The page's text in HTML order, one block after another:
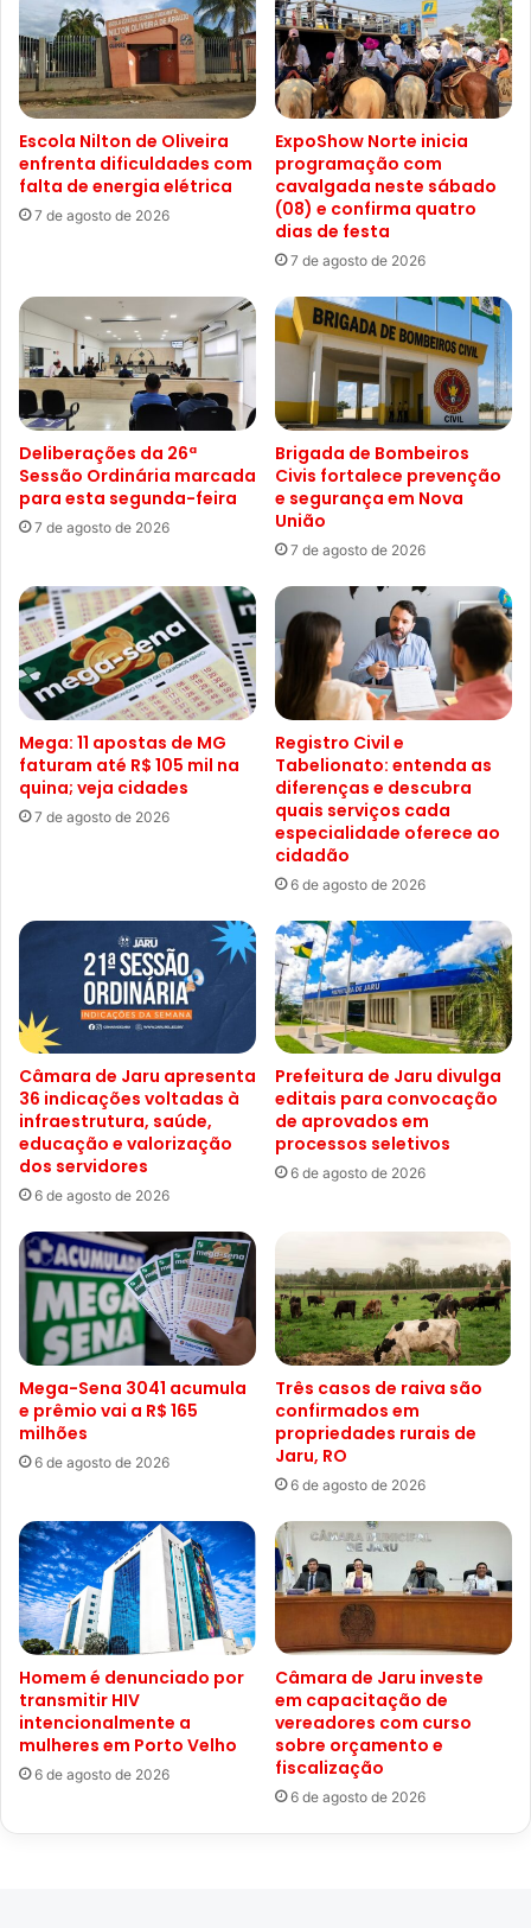
Escola Nilton de Oliveira
enfrenta dificuldades com
falta de energia elétrica
7 de agosto de 2026
ExpoShow Norte inicia
programação com
cavalgada neste sábado
(08) e confirma quatro
dias de festa
7 de agosto de 2026
Deliberações da 26ª
Sessão Ordinária marcada
para esta segunda-feira
7 de agosto de 2026
Brigada de Bombeiros
Civis fortalece prevenção
e segurança em Nova
União
7 de agosto de 2026
Mega: 11 apostas de MG
faturam até R$ 105 mil na
quina; veja cidades
7 de agosto de 2026
Registro Civil e
Tabelionato: entenda as
diferenças e descubra
quais serviços cada
especialidade oferece ao
cidadão
6 de agosto de 2026
Câmara de Jaru apresenta
36 indicações voltadas à
infraestrutura, saúde,
educação e valorização
dos servidores
6 de agosto de 2026
Prefeitura de Jaru divulga
editais para convocação
de aprovados em
processos seletivos
6 de agosto de 2026
Mega-Sena 3041 acumula
e prêmio vai a R$ 165
milhões
6 de agosto de 2026
Três casos de raiva são
confirmados em
propriedades rurais de
Jaru, RO
6 de agosto de 2026
Homem é denunciado por
transmitir HIV
intencionalmente a
mulheres em Porto Velho
6 de agosto de 2026
Câmara de Jaru investe
em capacitação de
vereadores com curso
sobre orçamento e
fiscalização
6 de agosto de 2026